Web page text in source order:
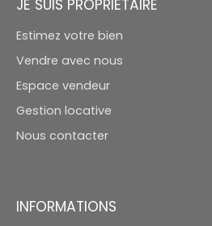
JE SUIS PROPRIÉTAIRE
Estimez votre bien
Vendre avec nous
Espace vendeur
Gestion locative
Nous contacter
INFORMATIONS